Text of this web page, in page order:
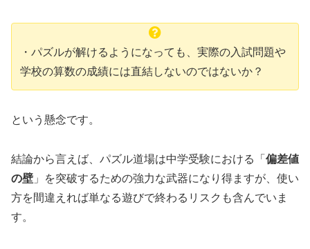
・パズルが解けるようになっても、実際の入試問題や
学校の算数の成績には直結しないのではないか？
という懸念です。
結論から言えば、パズル道場は中学受験における「 偏差値
の壁 」を突破するための強力な武器になり得ますが、使い
方を間違えれば単なる遊びで終わるリスクも含んでいま
す。